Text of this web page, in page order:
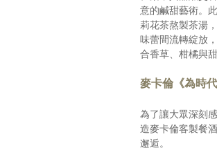
意的鹹甜藝術。
莉花茶熬製茶湯
味蕾間流轉綻放
合香草、柑橘與
麥卡倫《為時
為了讓大眾深刻
造麥卡倫客製餐
邂逅。